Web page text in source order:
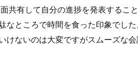
共有して自分の進捗を発表するこ
なところで時間を食った印象でした
けないのは大変ですがスムーズな